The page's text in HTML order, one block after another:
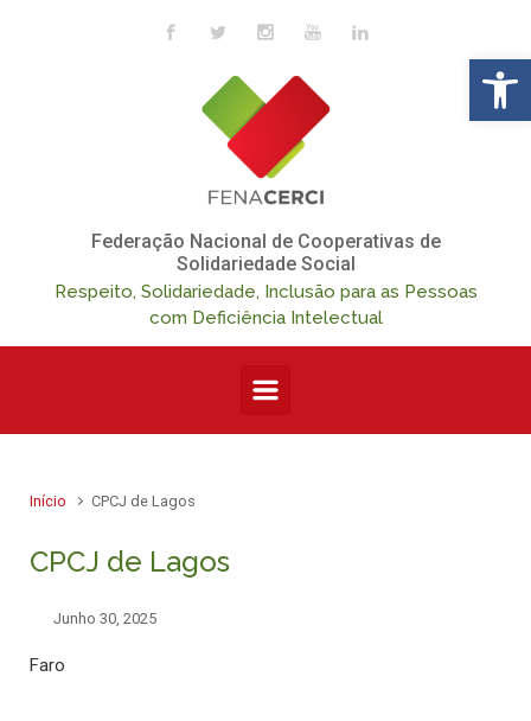
Skip to main content
Federação Nacional de Cooperativas de
Solidariedade Social
Respeito, Solidariedade, Inclusão para as Pessoas
com Deficiência Intelectual
Início CPCJ de Lagos
CPCJ de Lagos
Junho 30, 2025
Faro